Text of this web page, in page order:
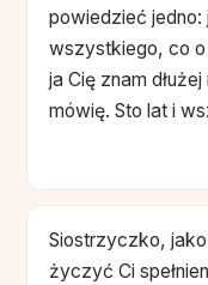
powiedzieć
wszystkiego, co o
ja Cię znam
mówię. Sto lat i
Siostrzyczko,
życzyć Ci